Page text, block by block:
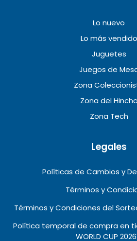
Lo nuevo
Lo más vendido
Juguetes
Juegos de
Zona
Zona del
Zona Tech
Legales
Políticas de Cambios y
Términos y
Términos y Condiciones del
Política temporal de compra en
WORLD CUP